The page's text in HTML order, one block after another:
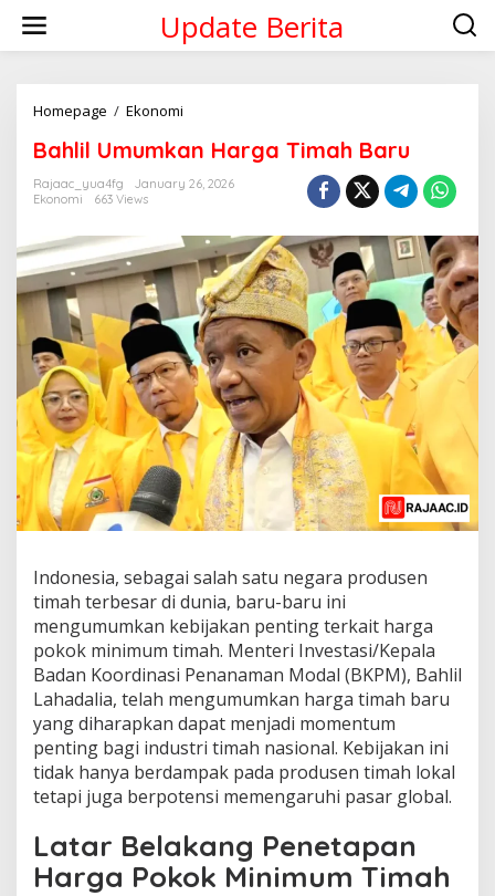
content
Update Berita
Homepage / Ekonomi
Harga
Baru
Bahlil Umumkan Harga Timah Baru
Rajaac_yua4fg
January 26, 2026
Ekonomi
663 Views
Indonesia, sebagai salah satu negara produsen
timah terbesar di dunia, baru-baru ini
mengumumkan kebijakan penting terkait harga
pokok minimum timah. Menteri Investasi/Kepala
Badan Koordinasi Penanaman Modal (BKPM), Bahlil
Lahadalia, telah mengumumkan harga timah baru
yang diharapkan dapat menjadi momentum
penting bagi industri timah nasional. Kebijakan ini
tidak hanya berdampak pada produsen timah lokal
tetapi juga berpotensi memengaruhi pasar global.
Latar Belakang Penetapan
Harga Pokok Minimum Timah